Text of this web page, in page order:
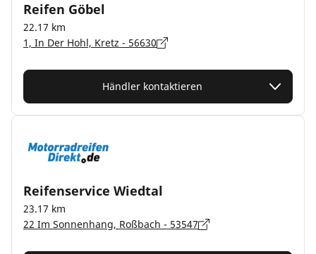
Reifen Göbel
22.17 km
1, In Der Hohl, Kretz - 56630
Händler kontaktieren
Reifenservice Wiedtal
23.17 km
22 Im Sonnenhang, Roßbach - 53547